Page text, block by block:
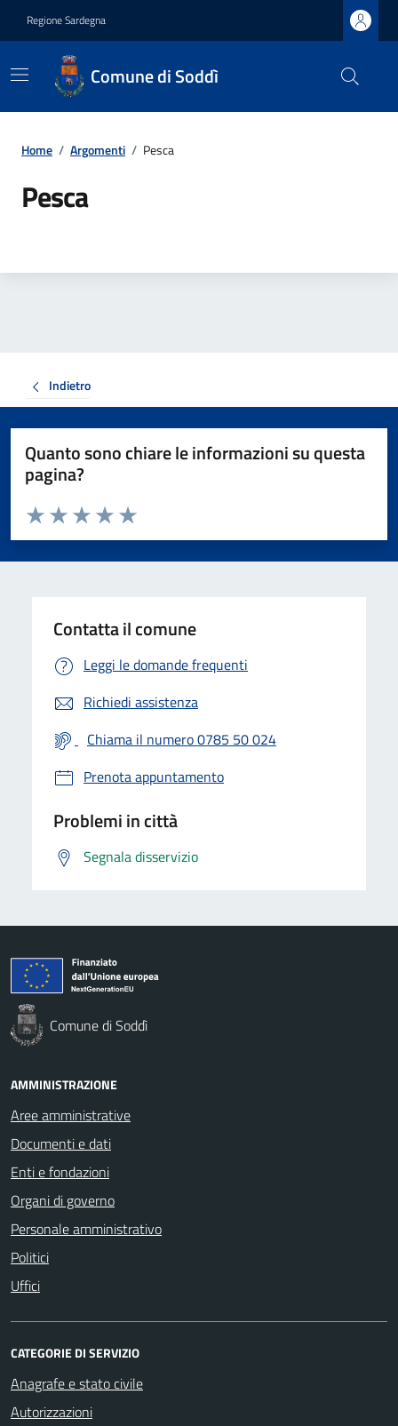
Regione Sardegna
Comune di Soddì
Home / Argomenti / Pesca
Pesca
Indietro
Quanto sono chiare le informazioni su questa
pagina?
Valuta da 1 a 5 stelle la pagina
Valuta 5 stelle su 5
Valuta 4 stelle su 5
Valuta 3 stelle su 5
Valuta 2 stelle su 5
Valuta 1 stelle su 5
Contatta il comune
Leggi le domande frequenti
Richiedi assistenza
Chiama il numero 0785 50 024
Prenota appuntamento
Problemi in città
Segnala disservizio
Comune di Soddì
AMMINISTRAZIONE
Aree amministrative
Documenti e dati
Enti e fondazioni
Organi di governo
Personale amministrativo
Politici
Uffici
CATEGORIE DI SERVIZIO
Anagrafe e stato civile
Autorizzazioni